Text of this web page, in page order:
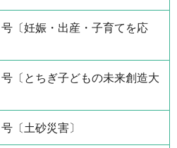
〔妊娠・出産・子育てを応
〔とちぎ子どもの未来創造大
〔土砂災害〕